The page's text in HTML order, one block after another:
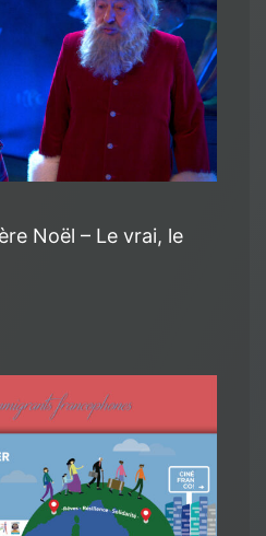
Noël – Le vrai, le